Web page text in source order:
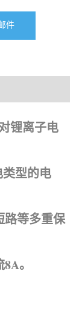
件
锂离子电
型的电
路等多重保
。